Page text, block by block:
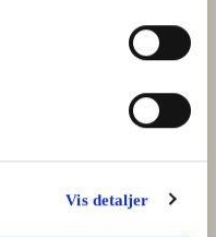
Vis detaljer
det sikrer dig